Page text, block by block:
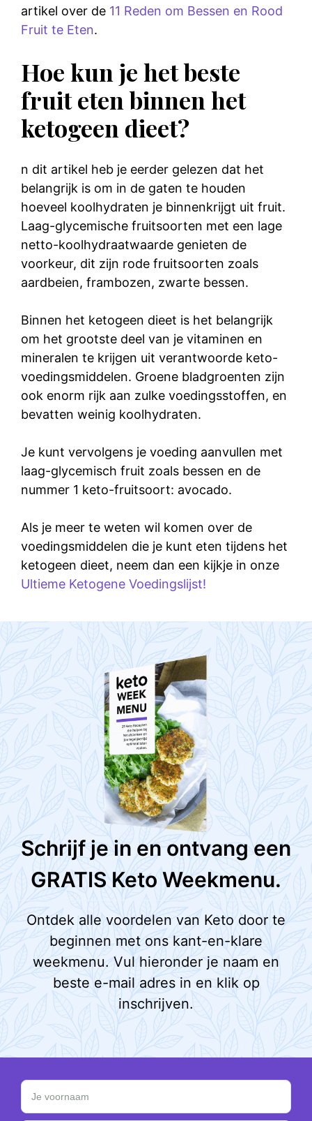
artikel over de 11 Reden om Bessen en Rood
Fruit te Eten.
Hoe kun je het beste
fruit eten binnen het
ketogeen dieet?
n dit artikel heb je eerder gelezen dat het
belangrijk is om in de gaten te houden
hoeveel koolhydraten je binnenkrijgt uit fruit.
Laag-glycemische fruitsoorten met een lage
netto-koolhydraatwaarde genieten de
voorkeur, dit zijn rode fruitsoorten zoals
aardbeien, frambozen, zwarte bessen.
Binnen het ketogeen dieet is het belangrijk
om het grootste deel van je vitaminen en
mineralen te krijgen uit verantwoorde keto-
voedingsmiddelen. Groene bladgroenten zijn
ook enorm rijk aan zulke voedingsstoffen, en
bevatten weinig koolhydraten.
Je kunt vervolgens je voeding aanvullen met
laag-glycemisch fruit zoals bessen en de
nummer 1 keto-fruitsoort: avocado.
Als je meer te weten wil komen over de
voedingsmiddelen die je kunt eten tijdens het
ketogeen dieet, neem dan een kijkje in onze
Ultieme Ketogene Voedingslijst!
Schrijf je in en ontvang een
GRATIS Keto Weekmenu.
Ontdek alle voordelen van Keto door te
beginnen met ons kant-en-klare
weekmenu. Vul hieronder je naam en
beste e-mail adres in en klik op
inschrijven.
Schrijf je in en ontvang een GRATIS Keto
Je voornaam